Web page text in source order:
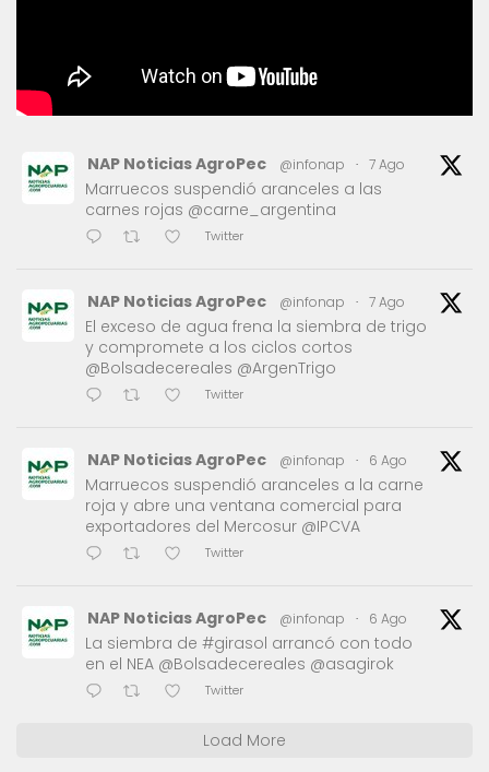
NAP Noticias AgroPec @infonap · 7 Ago
Marruecos suspendió aranceles a las
carnes rojas @carne_argentina
Twitter
NAP Noticias AgroPec @infonap · 7 Ago
El exceso de agua frena la siembra de trigo
y compromete a los ciclos cortos
@Bolsadecereales @ArgenTrigo
Twitter
NAP Noticias AgroPec @infonap · 6 Ago
Marruecos suspendió aranceles a la carne
roja y abre una ventana comercial para
exportadores del Mercosur @IPCVA
Twitter
NAP Noticias AgroPec @infonap · 6 Ago
La siembra de #girasol arrancó con todo
en el NEA @Bolsadecereales @asagirok
Twitter
Load More